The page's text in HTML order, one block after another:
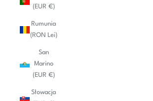
(EUR €)
Rumunia
(RON Lei)
San
Marino
(EUR €)
Słowacja